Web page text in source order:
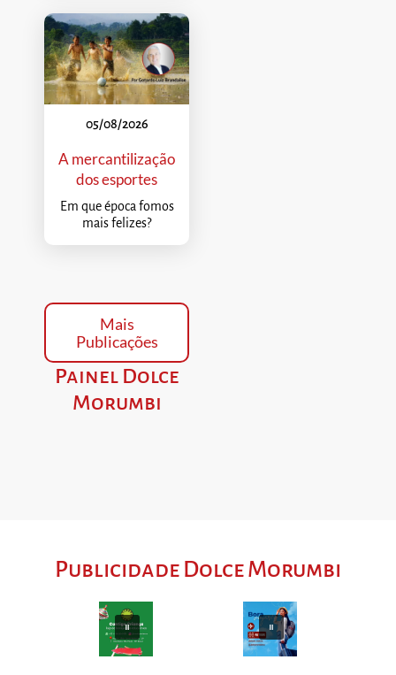
05/08/2026
A mercantilização
dos esportes
Em que época fomos
mais felizes?
Mais
Publicações
Painel Dolce
Morumbi
Publicidade Dolce Morumbi